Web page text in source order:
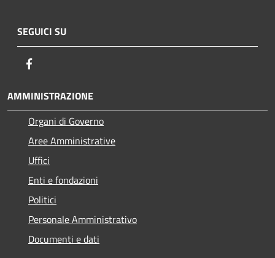
SEGUICI SU
AMMINISTRAZIONE
Organi di Governo
Aree Amministrative
Uffici
Enti e fondazioni
Politici
Personale Amministrativo
Documenti e dati